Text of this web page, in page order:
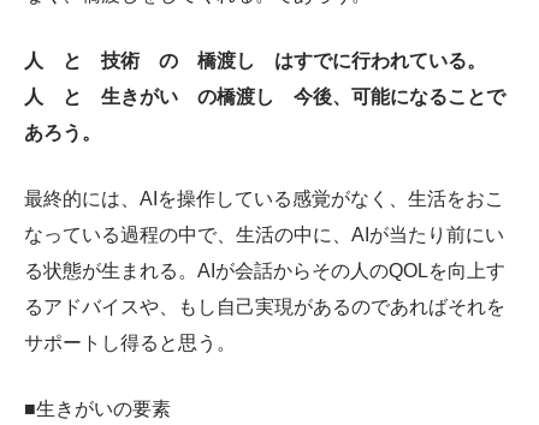
人 と 技術 の 橋渡し はすでに行われている。
人 と 生きがい の橋渡し 今後、可能になることで
あろう。
最終的には、AIを操作している感覚がなく、生活をおこ
なっている過程の中で、生活の中に、AIが当たり前にい
る状態が生まれる。AIが会話からその人のQOLを向上す
るアドバイスや、もし自己実現があるのであればそれを
サポートし得ると思う。
■生きがいの要素